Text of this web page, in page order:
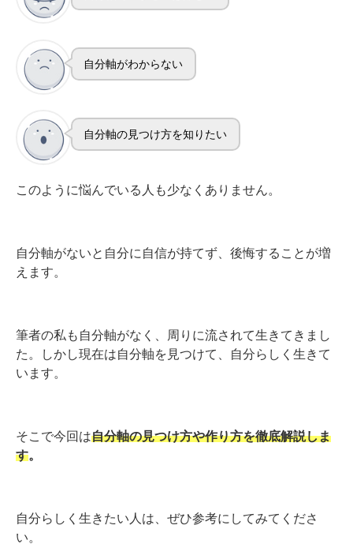
自分軸がわからない
自分軸の見つけ方を知りたい
このように悩んでいる人も少なくありません。
自分軸がないと自分に自信が持てず、後悔することが増
えます。
筆者の私も自分軸がなく、周りに流されて生きてきまし
た。しかし現在は自分軸を見つけて、自分らしく生きて
います。
そこで今回は自分軸の見つけ方や作り方を徹底解説しま
す。
自分らしく生きたい人は、ぜひ参考にしてみてくださ
い。